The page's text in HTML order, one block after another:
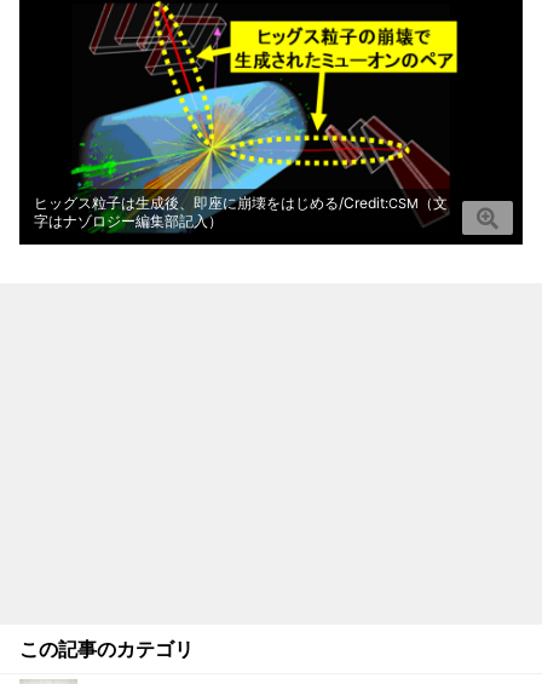
ヒッグス粒子は生成後、即座に崩壊をはじめる/Credit:CSM （文
字はナゾロジー編集部記入）
この記事のカテゴリ